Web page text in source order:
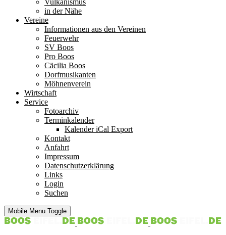
Vulkanismus
in der Nähe
Vereine
Informationen aus den Vereinen
Feuerwehr
SV Boos
Pro Boos
Cäcilia Boos
Dorfmusikanten
Möhnenverein
Wirtschaft
Service
Fotoarchiv
Terminkalender
Kalender iCal Export
Kontakt
Anfahrt
Impressum
Datenschutzerklärung
Links
Login
Suchen
Mobile Menu Toggle